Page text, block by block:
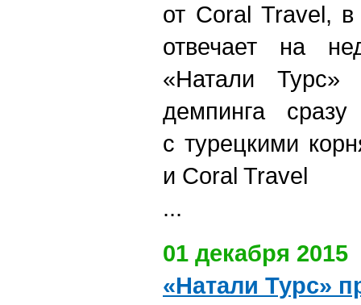
от Coral Travel, в
отвечает на
«Натали Турс»
демпинга сразу
с турецкими
и Coral Travel
...
01 декабря 2015
«Натали Турс»